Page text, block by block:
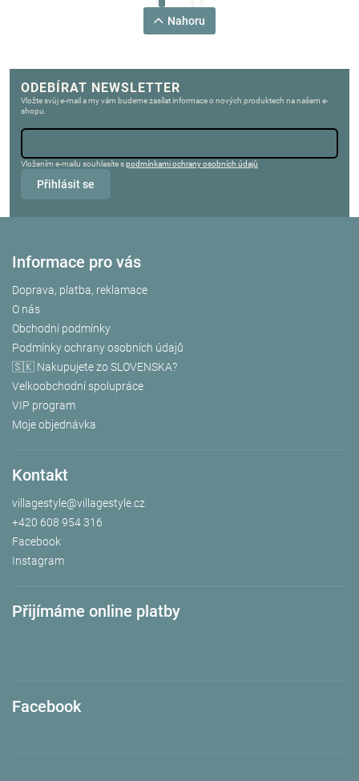
Nahoru
ODEBÍRAT NEWSLETTER
Vložte svůj e-mail a my vám budeme zasílat informace o nových produktech na našem e-
shopu.
Vložením e-mailu souhlasíte spodmínkami ochrany osobních údajů
Přihlásit se
Informace pro vás
Doprava, platba, reklamace
O nás
Obchodní podmínky
Podmínky ochrany osobních údajů
🇸🇰 Nakupujete zo SLOVENSKA?
Velkoobchodní spolupráce
VIP program
Moje objednávka
Kontakt
villagestyle@villagestyle.cz
+420 608 954 316
Facebook
Instagram
Přijímáme online platby
Facebook